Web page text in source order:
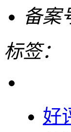
备案
标签：
好